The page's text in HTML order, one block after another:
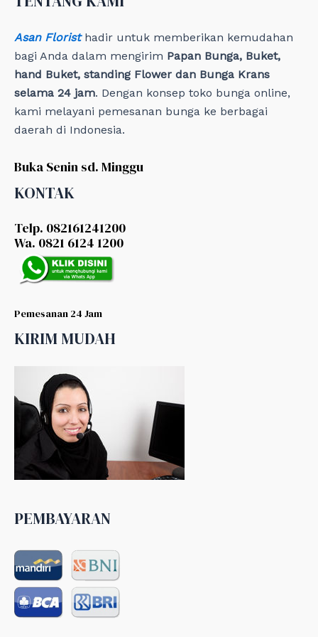
s
Asan Floristhadir untuk memberikan kemudahan
bagi Anda dalam mengirim Papan Bunga, Buket,
hand Buket, standing Flower dan Bunga Krans
selama 24 jam. Dengan konsep toko bunga online,
kami melayani pemesanan bunga ke berbagai
daerah di Indonesia.
Buka Senin sd. Minggu
KONTAK
Telp. 082161241200
Wa. 0821 6124 1200
Pemesanan 24 Jam
KIRIM MUDAH
PEMBAYARAN